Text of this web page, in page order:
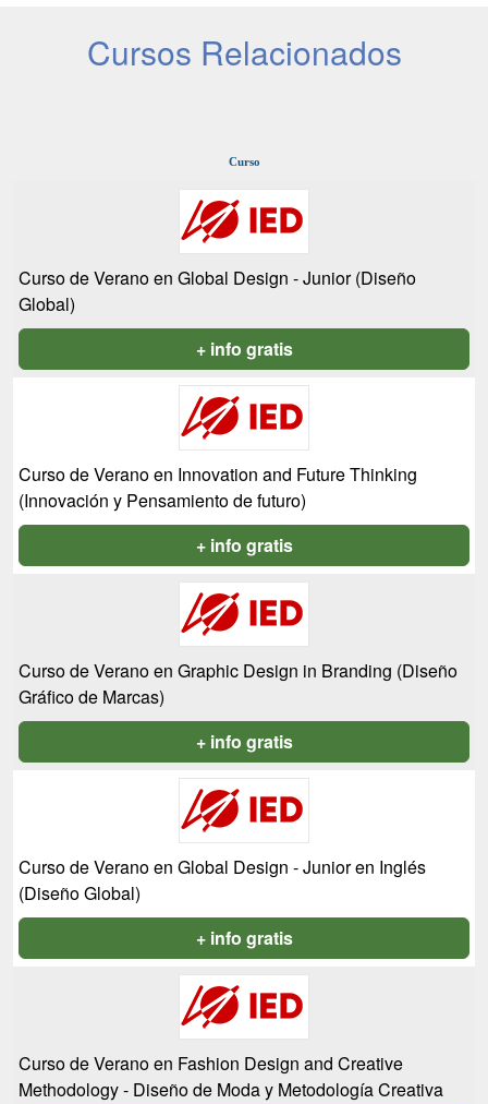
Cursos Relacionados
Curso
Curso de Verano en Global Design - Junior (Diseño
Global)
+ info gratis
Curso de Verano en Innovation and Future Thinking
(Innovación y Pensamiento de futuro)
+ info gratis
Curso de Verano en Graphic Design in Branding (Diseño
Gráfico de Marcas)
+ info gratis
Curso de Verano en Global Design - Junior en Inglés
(Diseño Global)
+ info gratis
Curso de Verano en Fashion Design and Creative
Methodology - Diseño de Moda y Metodología Creativa